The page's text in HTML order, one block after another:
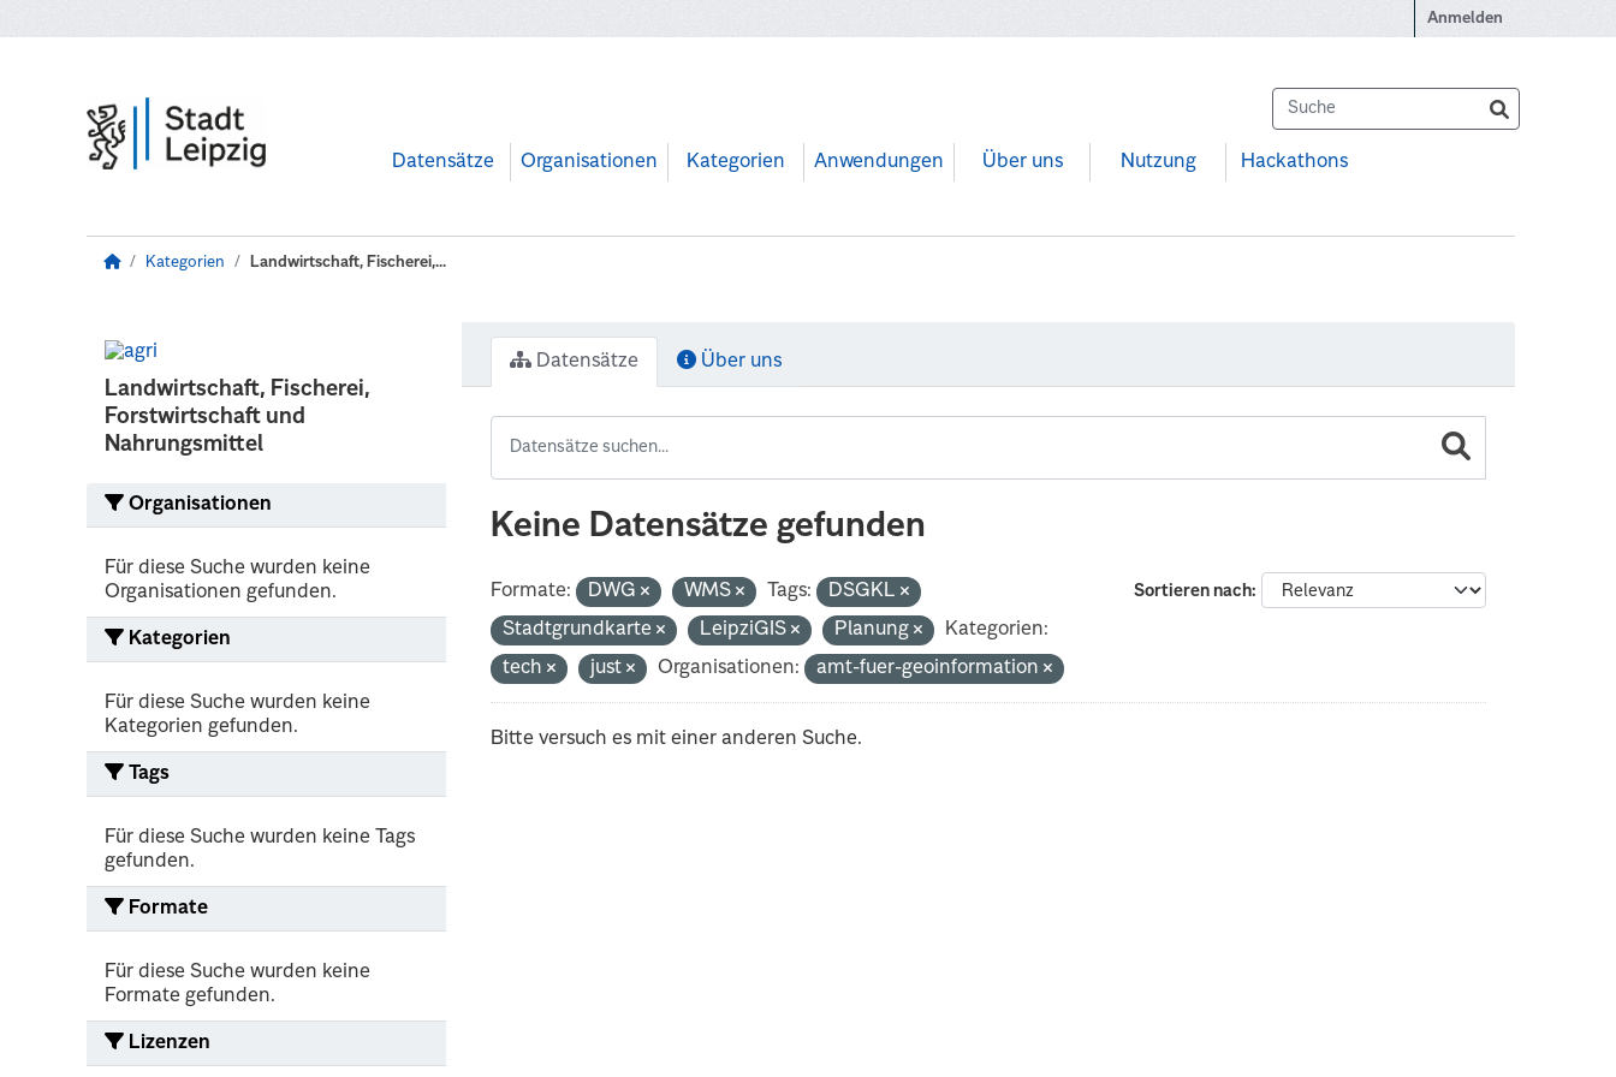
Anmelden
Datensätze Organisationen Kategorien Anwendungen Über uns Nutzung Hackathons
Kategorien Landwirtschaft, Fischerei,...
Landwirtschaft, Fischerei,
Forstwirtschaft und
Nahrungsmittel
Organisationen
Für diese Suche wurden keine
Organisationen gefunden.
Kategorien
Für diese Suche wurden keine
Kategorien gefunden.
Tags
Für diese Suche wurden keine Tags
gefunden.
Formate
Für diese Suche wurden keine
Formate gefunden.
Lizenzen
Datensätze Über uns
Keine Datensätze gefunden
Sortieren nach
Formate: DWG WMS Tags:
DSGKL
Stadtgrundkarte
LeipziGIS Planung
Kategorien:
tech
just Organisationen: amt-fuer-geoinformation
Bitte versuch es mit einer anderen Suche.